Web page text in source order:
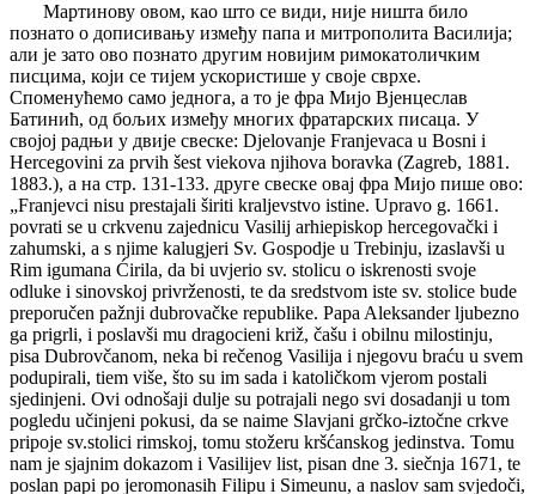
Мартинову овом, као што се види, није ништа било
познато о дописивању између папа и митрополита Василија;
али је зато ово познато другим новијим римокатоличким
писцима, који се тијем ускористише у своје сврхе.
Споменућемо само једнога, а то је фра Мијо Вјенцеслав
Батинић, од бољих између многих фратарских писаца. У
својој радњи у двије свеске: Djelovanje Franjevaca u Bosni i
Hercegovini za prvih šest viekova njihova boravka (Zagreb, 1881.
1883.), a на стр. 131-133. друге свеске овај фра Мијо пише ово:
„Franjevci nisu prestajali širiti kraljevstvo istine. Upravo g. 1661.
povrati se u crkvenu zajednicu Vasilij arhiepiskop hercegovački i
zahumski, a s njime kalugjeri Sv. Gospodje u Trebinju, izaslavši u
Rim igumana Ćirila, da bi uvjerio sv. stolicu o iskrenosti svoje
odluke i sinovskoj privrženosti, te da sredstvom iste sv. stolice bude
preporučen pažnji dubrovačke republike. Papa Aleksander ljubezno
ga prigrli, i poslavši mu dragocieni križ, čašu i obilnu milostinju,
pisa Dubrovčanom, neka bi rečenog Vasilija i njegovu braću u svem
podupirali, tiem više, što su im sada i katoličkom vjerom postali
sjedinjeni. Ovi odnošaji dulje su potrajali nego svi dosadanji u tom
pogledu učinjeni pokusi, da se naime Slavjani grčko-iztočne crkve
pripoje sv.stolici rimskoj, tomu stožeru kršćanskog jedinstva. Tomu
nam je sjajnim dokazom i Vasilijev list, pisan dne 3. siečnja 1671, te
poslan papi po jeromonasih Filipu i Simeunu, a naslov sam svjedoči,